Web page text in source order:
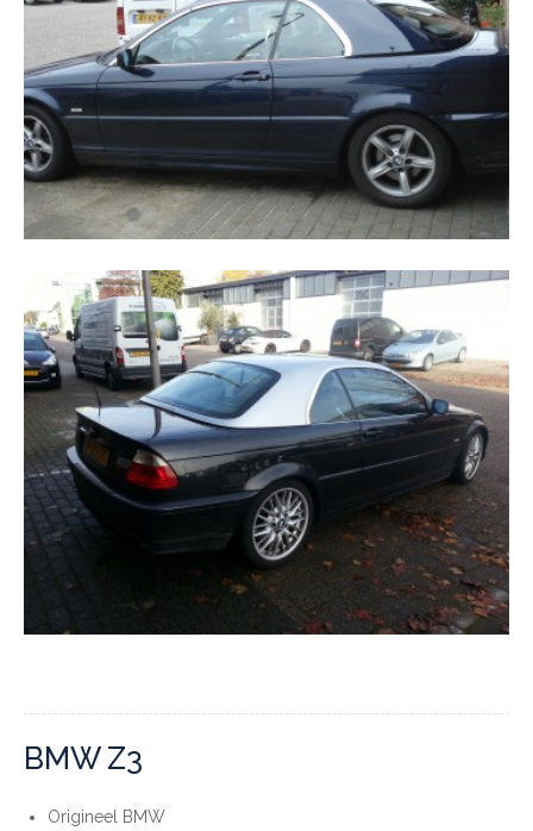
BMW Z3
Origineel BMW